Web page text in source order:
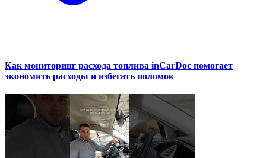
Как мониторинг расхода топлива inCarDoc помогает
экономить расходы и избегать поломок